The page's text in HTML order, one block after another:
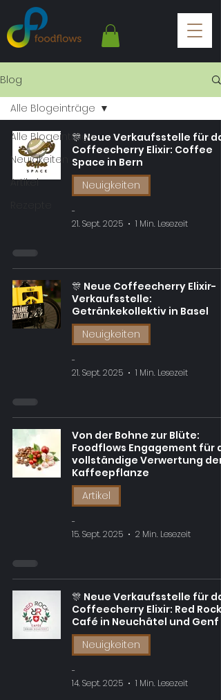
Blog
Alle Blogeinträge
Neuigkeiten
Artikel
Alle Blogeinträge
🎊 Neue Verkaufsstelle für
Coffeecherry Elixir: Coffee
Space in Bern
Neuigkeiten
-
21. Sept. 2025
1 Min. Lesezeit
🎊 Neue Coffeecherry Elixir-
Verkaufsstelle:
Getränkekollektiv in Basel
Neuigkeiten
-
21. Sept. 2025
1 Min. Lesezeit
Von der Bohne zur Blüte:
Foodflows Engagement für
vollständige Verwertung der
Kaffeepflanze
Artikel
-
15. Sept. 2025
2 Min. Lesezeit
🎊 Neue Verkaufsstelle für
Coffeecherry Elixir: Red Rock
Café in Neuchâtel und Genf
Neuigkeiten
-
14. Sept. 2025
1 Min. Lesezeit